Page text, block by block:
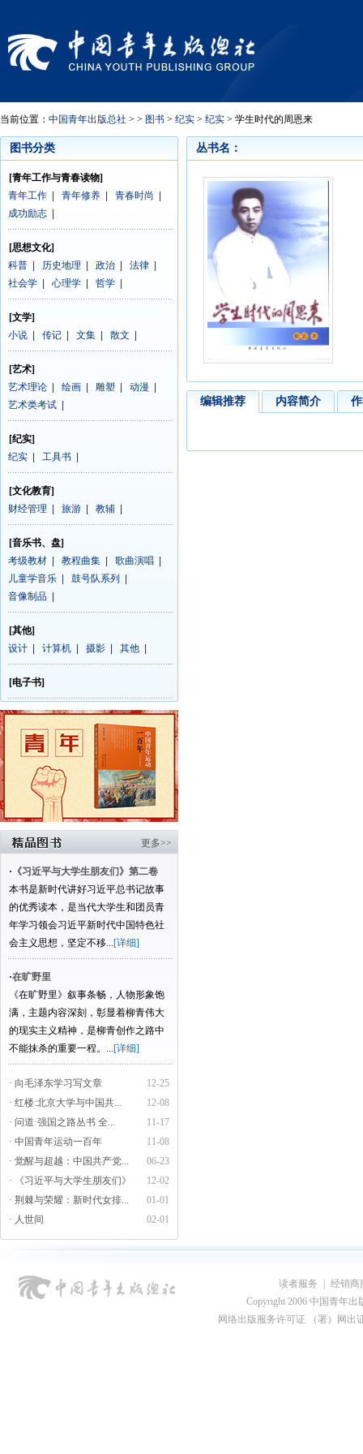
当前位置： 中国青年出版总社 > > 图书 > 纪实 > 纪实 > 学生时代的周恩来
图书分类
[青年工作与青春读物]
青年工作
青年修养 青春时尚
成功励志
[思想文化]
科普
历史地理 政治 法律
社会学
心理学 哲学
[文学]
小说
传记 文集 散文
[艺术]
艺术理论
绘画 雕塑 动漫
艺术类考试
[纪实]
纪实
工具书
[文化教育]
财经管理
旅游 教辅
[音乐书、盘]
考级教材
教程曲集 歌曲演唱
儿童学音乐
鼓号队系列
音像制品
[其他]
设计
计算机 摄影 其他
[电子书]
更多>>
· 《习近平与大学生朋友们》第二卷
本书是新时代讲好习近平总书记故事
的优秀读本，是当代大学生和团员青
年学习领会习近平新时代中国特色社
会主义思想，坚定不移...[详细]
·在旷野里
《在旷野里》叙事条畅，人物形象饱
满，主题内容深刻，彰显着柳青伟大
的现实主义精神，是柳青创作之路中
不能抹杀的重要一程。...[详细]
12-25
· 向毛泽东学习写文章
12-08
· 红楼:北京大学与中国共...
11-17
· 问道·强国之路丛书 全...
11-08
· 中国青年运动一百年
06-23
· 觉醒与超越：中国共产党...
12-02
· 《习近平与大学生朋友们》
01-01
· 荆棘与荣耀：新时代女排...
02-01
· 人世间
丛书名：
编辑推荐 内容简介
读者服务
经销商
Copyright 2006 中国青年出
网络出版服务许可证 （署）网出